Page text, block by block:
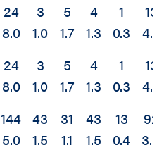
24
8.0
3
1.0
5
1.7
4
1.3
1
0.3
13
4.3
24
8.0
3
1.0
5
1.7
4
1.3
1
0.3
13
4.3
144
5.0
43
1.5
31
1.1
43
1.5
13
0.4
92
3.2